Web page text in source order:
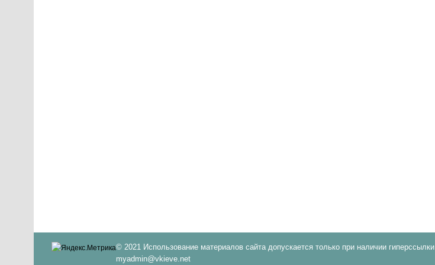
© 2021 Использование материалов сайта допускается только при наличии гиперссылки
myadmin@vkieve.net